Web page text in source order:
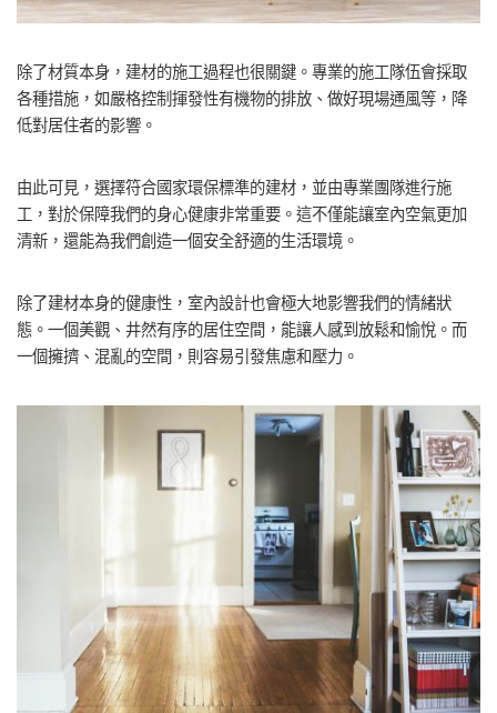
除了材質本身，建材的施工過程也很關鍵。專業的施工隊伍會採取
各種措施，如嚴格控制揮發性有機物的排放、做好現場通風等，降
低對居住者的影響。
由此可見，選擇符合國家環保標準的建材，並由專業團隊進行施
工，對於保障我們的身心健康非常重要。這不僅能讓室內空氣更加
清新，還能為我們創造一個安全舒適的生活環境。
除了建材本身的健康性，室內設計也會極大地影響我們的情緒狀
態。一個美觀、井然有序的居住空間，能讓人感到放鬆和愉悅。而
一個擁擠、混亂的空間，則容易引發焦慮和壓力。